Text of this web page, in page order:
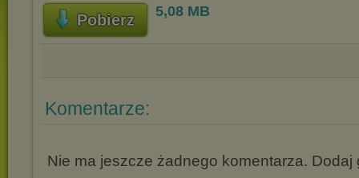
Pobierz 5,08 MB
Komentarze:
Nie ma jeszcze żadnego komentarza. Dodaj